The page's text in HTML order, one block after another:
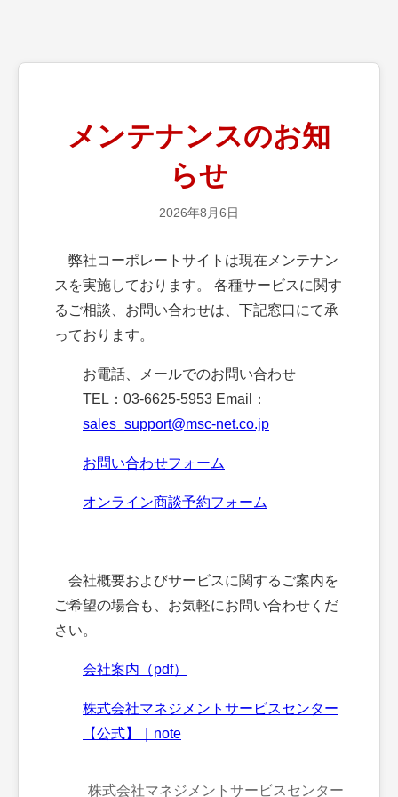
メンテナンスのお知
らせ
2026年8月6日
弊社コーポレートサイトは現在メンテナン
スを実施しております。 各種サービスに関す
るご相談、お問い合わせは、下記窓口にて承
っております。
お電話、メールでのお問い合わせ
TEL：03-6625-5953 Email：
sales_support@msc-net.co.jp
お問い合わせフォーム
オンライン商談予約フォーム
会社概要およびサービスに関するご案内を
ご希望の場合も、お気軽にお問い合わせくだ
さい。
会社案内（pdf）
株式会社マネジメントサービスセンター
【公式】｜note
株式会社マネジメントサービスセンター